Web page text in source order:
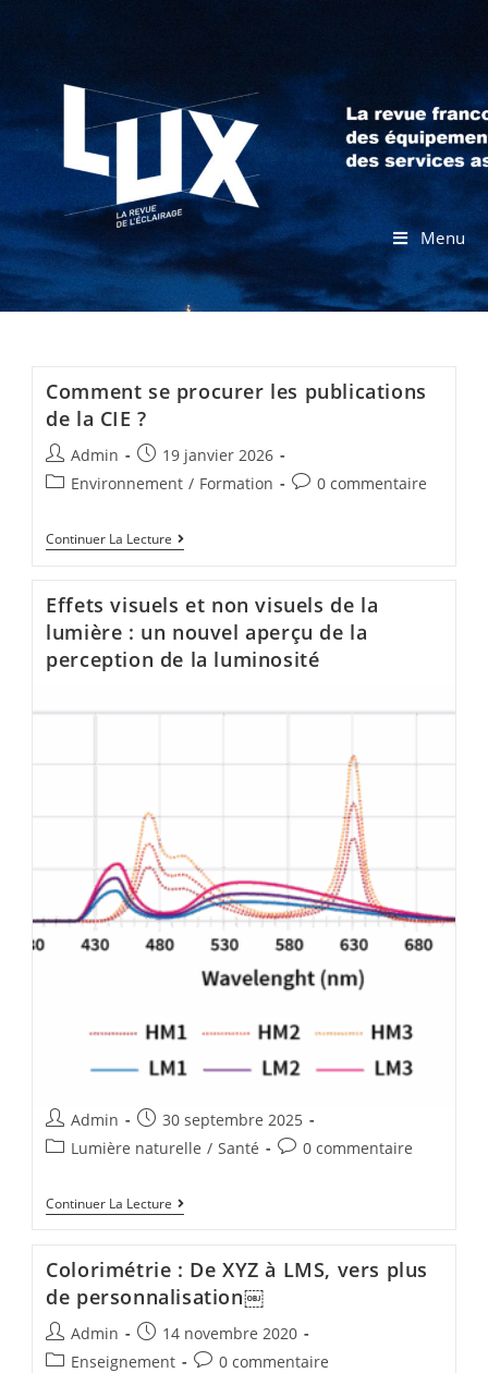
Menu
Comment se procurer les publications
de la CIE ?
Admin
19 janvier 2026
Environnement / Formation 0 commentaire
Continuer La Lecture
Effets visuels et non visuels de la
lumière : un nouvel aperçu de la
perception de la luminosité
Admin
30 septembre 2025
Lumière naturelle / Santé 0 commentaire
Continuer La Lecture
Colorimétrie : De XYZ à LMS, vers plus
de personnalisation￼
Admin
14 novembre 2020
Enseignement
0 commentaire